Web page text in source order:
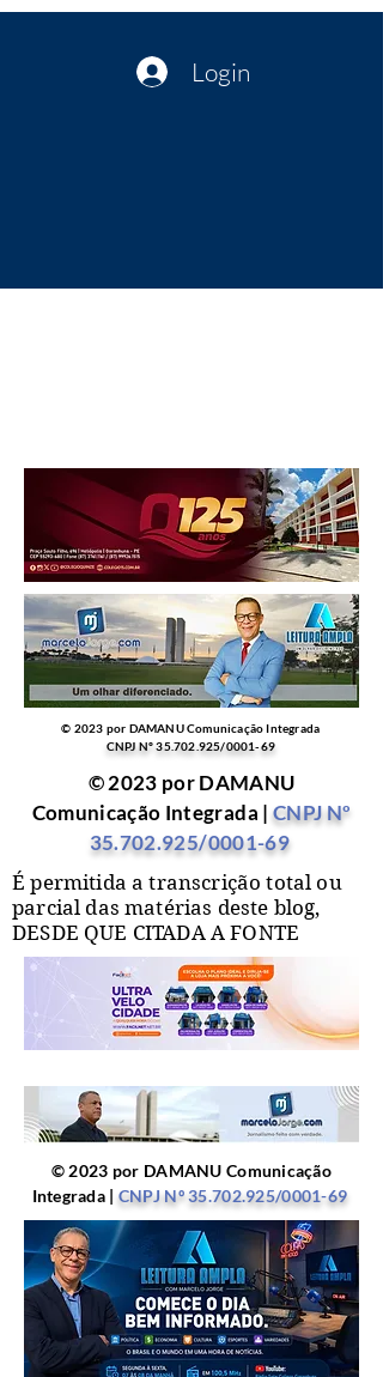
Login
© 2023 por DAMANU Comunicação Integrada
CNPJ Nº35.702.925/0001-69
© 2023 por DAMANU
Comunicação Integrada | CNPJ Nº
35.702.925/0001-69
É permitida a transcrição total ou
parcial das matérias deste blog,
DESDE QUE CITADA A FONTE
© 2023 por DAMANU Comunicação
Integrada | CNPJ Nº35.702.925/0001-69